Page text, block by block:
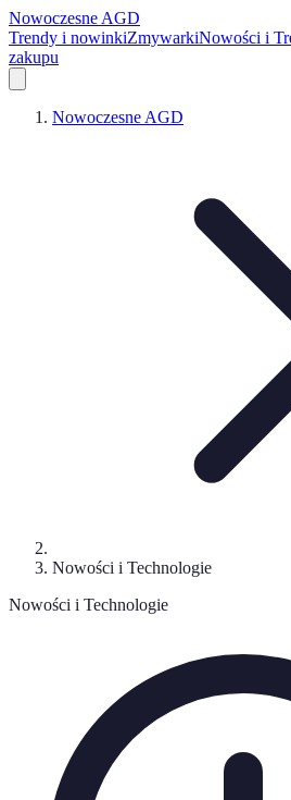
Nowoczesne AGD
Trendy i nowinkiZmywarkiNowości i
zakupu
Nowoczesne AGD
Nowości i Technologie
Nowości i Technologie